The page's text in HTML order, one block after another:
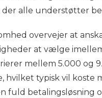
alle understøtter
overvejer at
at vælge
mellem 5.000 og
hvilket typisk vil koste
fuld betalingsløsning